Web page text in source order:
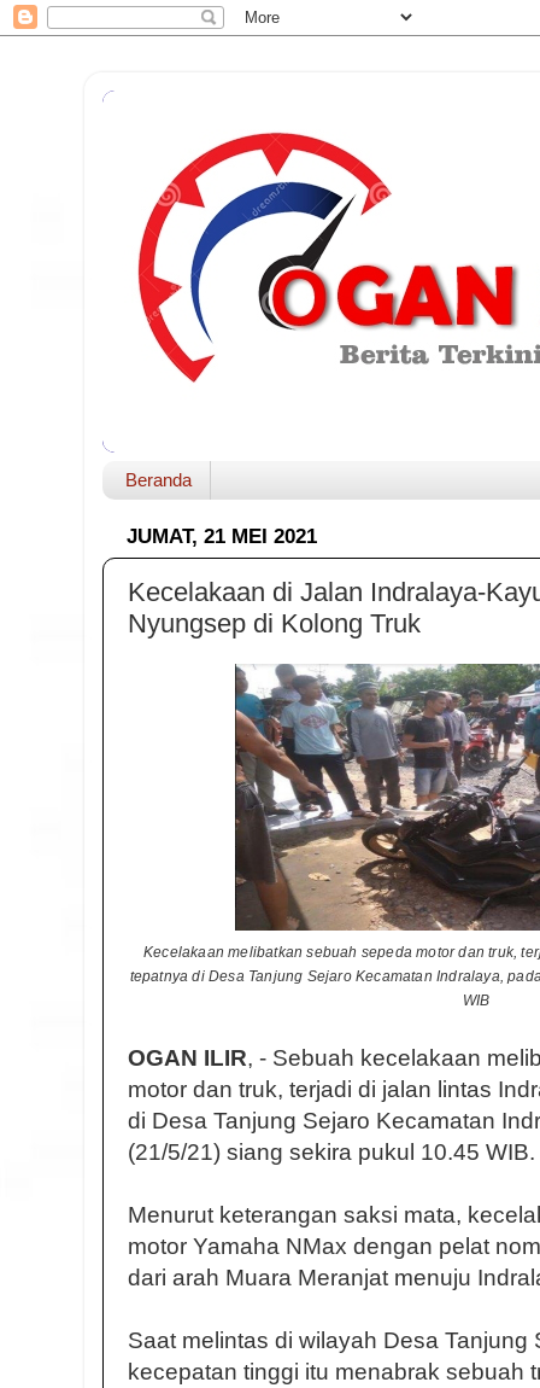
Beranda
JUMAT, 21 MEI 2021
Kecelakaan di Jalan Indralaya-
Nyungsep di Kolong Truk
Kecelakaan melibatkan sebuah sepeda motor dan truk,
tepatnya di Desa Tanjung Sejaro Kecamatan Indralaya,
WIB
OGAN ILIR, - Sebuah kecelakaan
motor dan truk, terjadi di jalan lintas
di Desa Tanjung Sejaro Kecamatan
(21/5/21) siang sekira pukul 10.45 WIB.
Menurut keterangan saksi mata,
motor Yamaha NMax dengan pelat
dari arah Muara Meranjat menuju
Saat melintas di wilayah Desa Tanjung
kecepatan tinggi itu menabrak sebuah